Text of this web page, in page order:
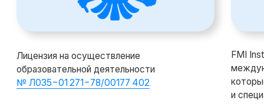
Получите консультацию
от наших менеджеров
в любое удобное время